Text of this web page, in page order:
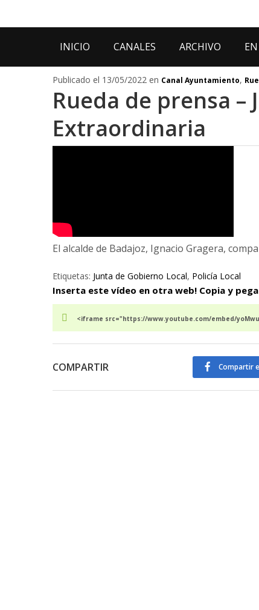
INICIO CANALES ARCHIVO
Publicado el 13/05/2022 en Canal Ayuntamiento,
Rueda de prensa –
Extraordinaria
El alcalde de Badajoz, Ignacio Gragera,
Etiquetas: Junta de Gobierno Local, Policía Local
Inserta este vídeo en otra web! Copia y
<iframe src="https://www.youtube.com/embed/
COMPARTIR Compartir